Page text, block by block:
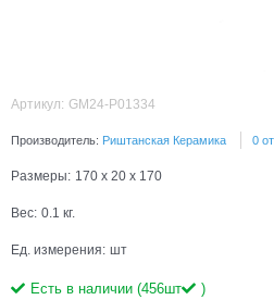
Артикул: GM24-P01334
Производитель: Риштанская Керамика 0
Размеры: 170 x 20 x 170
Вес: 0.1 кг.
Ед. измерения: шт
Есть в наличии (456шт )